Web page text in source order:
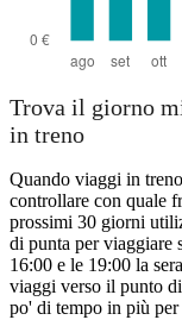
Trova il giorno
in treno
Quando viaggi in
controllare con quale
prossimi 30 giorni
di punta per viaggiare
16:00 e le 19:00 la
viaggi verso il punto
po' di tempo in più